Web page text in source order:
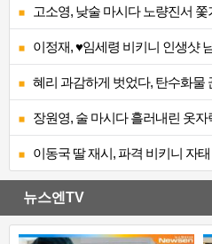
고소영, 낮술 마시다 노량진서 쫓
이정재, ♥임세령 비키니 인생샷
혜리 과감하게 벗었다, 탄수화물
장원영, 술 마시다 흘러내린 옷
이동국 딸 재시, 파격 비키니 자
뉴스엔TV